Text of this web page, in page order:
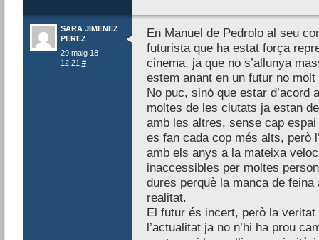
SARA JIMENEZ
PEREZ
29 maig 18
12:21 #
En Manuel de Pedrolo al seu
futurista que ha estat força
cinema, ja que no s’allunya
estem anant en un futur no molt
No puc, sinó que estar d’acord
moltes de les ciutats ja estan
amb les altres, sense cap
es fan cada cop més alts, però
amb els anys a la mateixa
inaccessibles per moltes
dures perquè la manca de
realitat.
El futur és incert, però la
l’actualitat ja no n’hi ha prou